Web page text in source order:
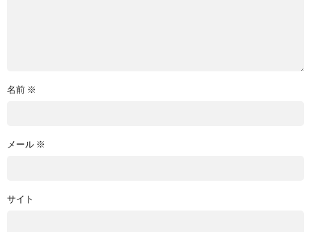
名前 ※
メール ※
サイト